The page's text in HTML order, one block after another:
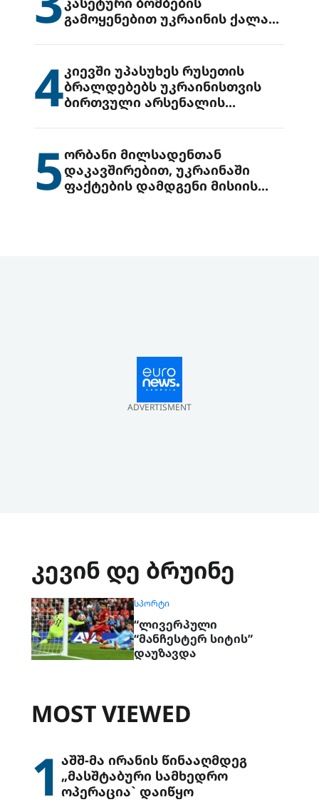
გამოყენებით უკრაინის ქალაქ
4კიევში უპასუხეს რუსეთის
ბრალდებებს უკრაინისთვის
ბირთვული არსენალის
5ორბანი მილსადენთან
დაკავშირებით, უკრაინაში
ფაქტების დამდგენი მისიის
ADVERTISMENT
კევინ დე ბრუინე
ᲡᲞᲝᲠᲢᲘ
“ლივერპული
“მანჩესტერ სიტის”
დაუზავდა
MOST VIEWED
1 აშშ-მა ირანის წინააღმდეგ
„მასშტაბური სამხედრო
ოპერაცია` დაიწყო